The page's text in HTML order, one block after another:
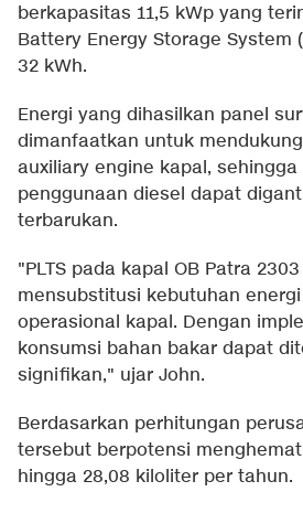
berkapasitas 11,5 kWp yang
Battery Energy Storage System
32 kWh.
Energi yang dihasilkan panel
dimanfaatkan untuk
auxiliary engine kapal, sehingga
penggunaan diesel dapat
terbarukan.
"PLTS pada kapal OB Patra
mensubstitusi kebutuhan
operasional kapal. Dengan
konsumsi bahan bakar dapat
signifikan," ujar John.
Berdasarkan perhitungan
tersebut berpotensi
hingga 28,08 kiloliter per tahun.